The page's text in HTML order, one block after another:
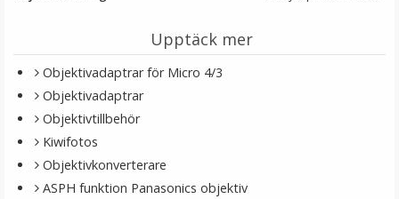
Upptäck mer
Objektivadaptrar för Micro 4/3
Objektivadaptrar
Objektivtillbehör
Kiwifotos
Objektivkonverterare
ASPH funktion Panasonics objektiv